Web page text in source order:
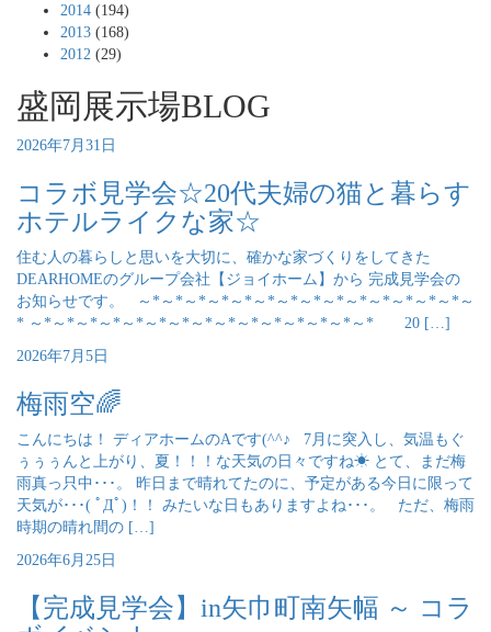
2014 (194)
2013 (168)
2012 (29)
盛岡展示場BLOG
2026年7月31日
コラボ見学会☆20代夫婦の猫と暮らす
ホテルライクな家☆
住む人の暮らしと思いを大切に、確かな家づくりをしてきた
DEARHOMEのグループ会社【ジョイホーム】から 完成見学会の
お知らせです。 ～*～*～*～*～*～*～*～*～*～*～*～*～*～*～
* ～*～*～*～*～*～*～*～*～*～*～*～*～*～*～* 20 […]
2026年7月5日
梅雨空🌈
こんにちは！ ディアホームのAです(^^♪ 7月に突入し、気温もぐ
ぅぅぅんと上がり、夏！！！な天気の日々ですね☀ とて、まだ梅
雨真っ只中･･･。 昨日まで晴れてたのに、予定がある今日に限って
天気が･･･( ﾟДﾟ)！！ みたいな日もありますよね･･･。 ただ、梅雨
時期の晴れ間の […]
2026年6月25日
【完成見学会】in矢巾町南矢幅 ～ コラ